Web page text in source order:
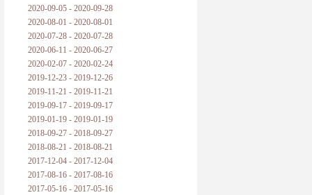
2020-09-05 - 2020-09-28
2020-08-01 - 2020-08-01
2020-07-28 - 2020-07-28
2020-06-11 - 2020-06-27
2020-02-07 - 2020-02-24
2019-12-23 - 2019-12-26
2019-11-21 - 2019-11-21
2019-09-17 - 2019-09-17
2019-01-19 - 2019-01-19
2018-09-27 - 2018-09-27
2018-08-21 - 2018-08-21
2017-12-04 - 2017-12-04
2017-08-16 - 2017-08-16
2017-05-16 - 2017-05-16